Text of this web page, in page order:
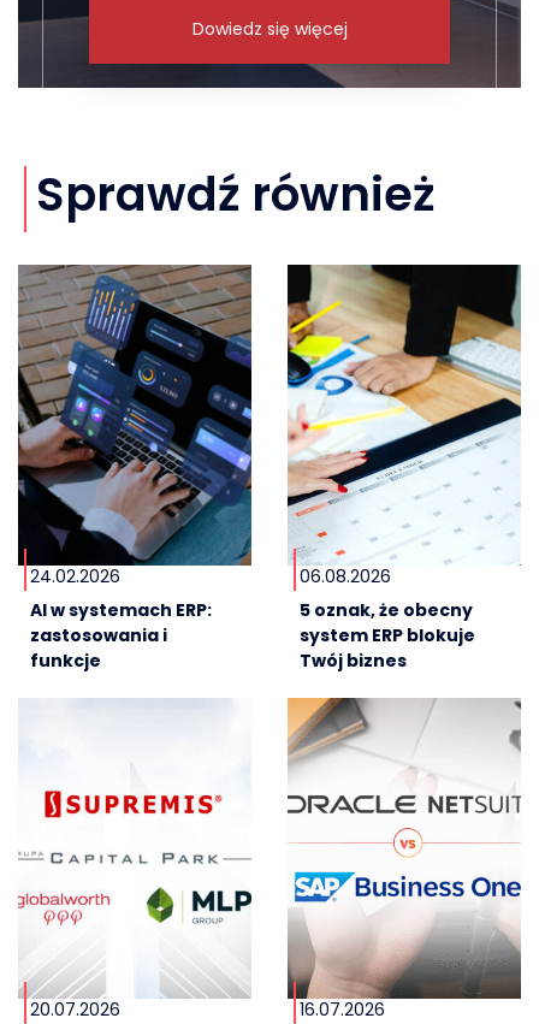
Dowiedz się więcej
Sprawdź również
24.02.2026
AI w systemach ERP:
zastosowania i
funkcje
06.08.2026
5 oznak, że obecny
system ERP blokuje
Twój biznes
20.07.2026
16.07.2026